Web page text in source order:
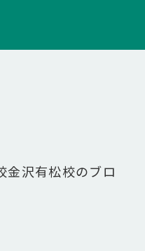
金沢有松校のブロ